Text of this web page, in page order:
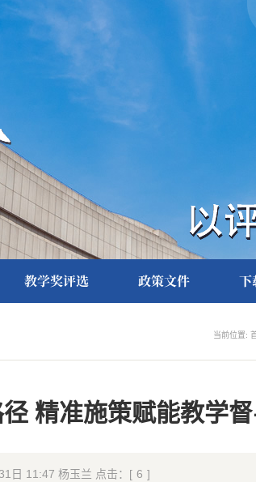
教学奖评选 政策文件 下
当前位置:
精准施策赋能教学
日 11:47 杨玉兰 点击：[ 6 ]